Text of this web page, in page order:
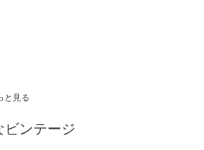
と見る
ビンテージ